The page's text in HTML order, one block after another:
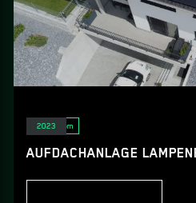
Solarstrom
AUFDACHANLAGE
2023